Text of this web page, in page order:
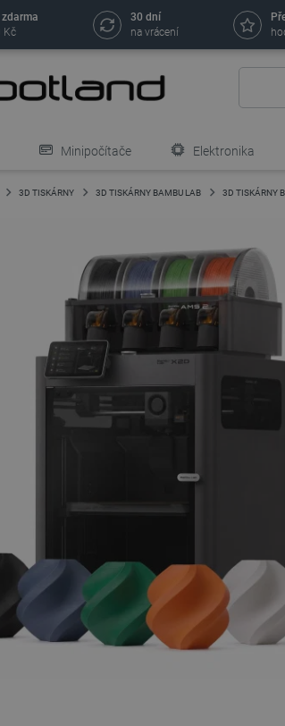
Kč
30 dní
na vrácení
Minipočítače Elektronika
3D TISKÁRNY 3D TISKÁRNY BAMBU LAB 3D TISKÁRNY